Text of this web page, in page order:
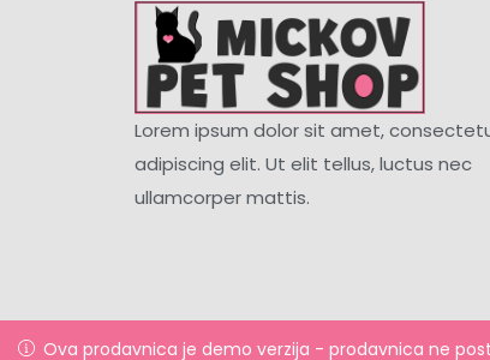
Lorem ipsum dolor sit amet,
adipiscing elit. Ut elit tellus, luctus nec
ullamcorper mattis.
Ova prodavnica je demo verzija - prodavnica ne